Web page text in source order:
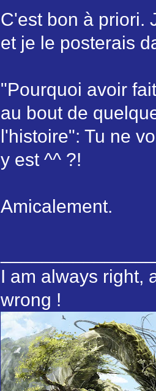
C'est bon à priori.
et je le posterais
"Pourquoi avoir
au bout de
l'histoire": Tu ne
y est ^^ ?!
Amicalement.
I am always right,
wrong !